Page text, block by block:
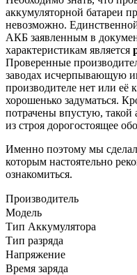
аккумуляторной батареи
невозможно.
АКБ заявленным в
характеристикам является
Проверенные
заводах исчерпывающую
производителе нет или
хорошенько задуматься.
потрачены впустую, такой
из строя дорогостоящее
Именно поэтому мы
которым настоятельно
ознакомиться.
Производитель
Модель
Тип Аккумулятора
Тип разряда
Напряжение
Время заряда